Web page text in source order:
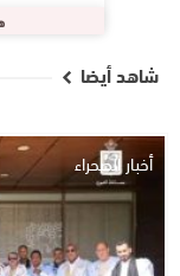
شاهد أيضا
أخبار الصحراء